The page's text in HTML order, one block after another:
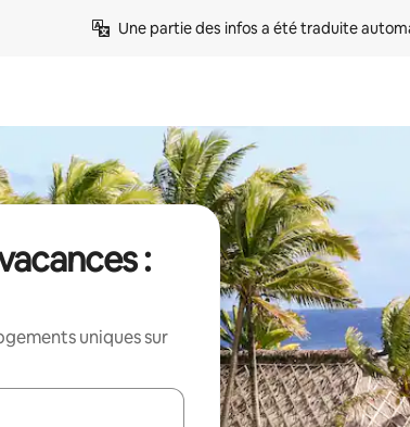
Une partie des infos a été traduite
:
uniques sur